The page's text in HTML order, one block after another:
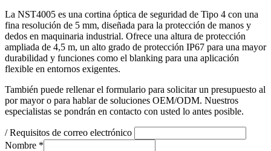
La NST4005 es una cortina óptica de seguridad de Tipo 4 con una
fina resolución de 5 mm, diseñada para la protección de manos y
dedos en maquinaria industrial. Ofrece una altura de protección
ampliada de 4,5 m, un alto grado de protección IP67 para una mayor
durabilidad y funciones como el blanking para una aplicación
flexible en entornos exigentes.
También puede rellenar el formulario para solicitar un presupuesto al
por mayor o para hablar de soluciones OEM/ODM. Nuestros
especialistas se pondrán en contacto con usted lo antes posible.
/ Requisitos de correo electrónico
Nombre *